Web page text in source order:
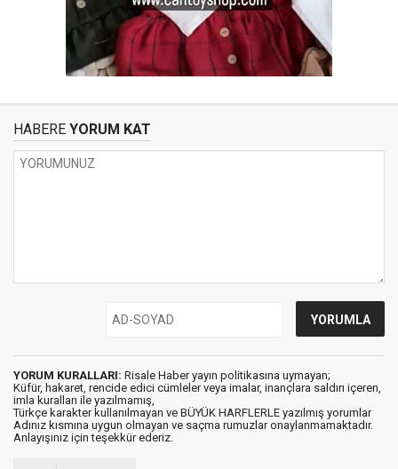
HABERE YORUM KAT
YORUM KURALLARI: Risale Haber yayın politikasına uymayan;
Küfür, hakaret, rencide edici cümleler veya imalar, inançlara saldırı içeren,
imla kuralları ile yazılmamış,
Türkçe karakter kullanılmayan ve BÜYÜK HARFLERLE yazılmış yorumlar
Adınız kısmına uygun olmayan ve saçma rumuzlar onaylanmamaktadır.
Anlayışınız için teşekkür ederiz.